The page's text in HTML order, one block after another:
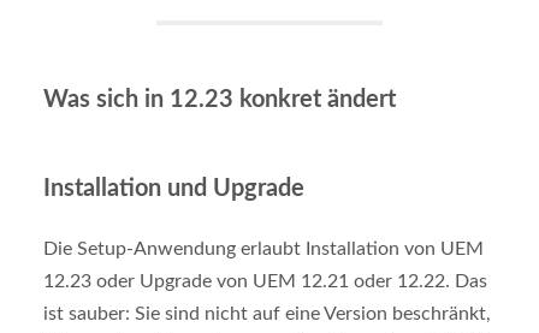
Was sich in 12.23 konkret ändert
Installation und Upgrade
Die Setup-Anwendung erlaubt Installation von UEM
12.23 oder Upgrade von UEM 12.21 oder 12.22. Das
ist sauber: Sie sind nicht auf eine Version beschränkt,